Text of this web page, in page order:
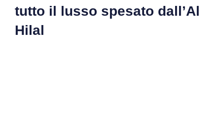
tutto il lusso spesato dall’Al
Hilal